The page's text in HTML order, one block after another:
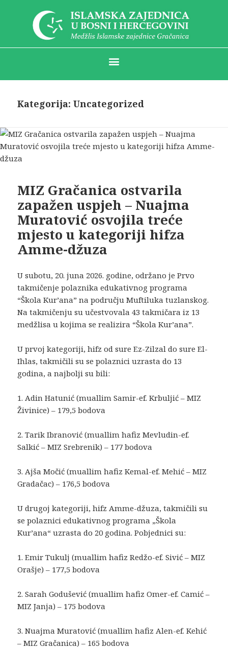
Kategorija:Uncategorized
MIZ Gračanica ostvarila
zapažen uspjeh – Nuajma
Muratović osvojila treće
mjesto u kategoriji hifza
Amme-džuza
U subotu, 20. juna 2026. godine, održano je Prvo
takmičenje polaznika edukativnog programa
“Škola Kur’ana” na području Muftiluka tuzlanskog.
Na takmičenju su učestvovala 43 takmičara iz 13
medžlisa u kojima se realizira “Škola Kur’ana”.
U prvoj kategoriji, hifz od sure Ez-Zilzal do sure El-
Ihlas, takmičili su se polaznici uzrasta do 13
godina, a najbolji su bili:
1. Adin Hatunić (muallim Samir-ef. Krbuljić – MIZ
Živinice) – 179,5 bodova
2. Tarik Ibranović (muallim hafiz Mevludin-ef.
Salkić – MIZ Srebrenik) – 177 bodova
3. Ajša Močić (muallim hafiz Kemal-ef. Mehić – MIZ
Gradačac) – 176,5 bodova
U drugoj kategoriji, hifz Amme-džuza, takmičili su
se polaznici edukativnog programa „Škola
Kur’ana“ uzrasta do 20 godina. Pobjednici su:
1. Emir Tukulj (muallim hafiz Redžo-ef. Sivić – MIZ
Orašje) – 177,5 bodova
2. Sarah Godušević (muallim hafiz Omer-ef. Camić –
MIZ Janja) – 175 bodova
3. Nuajma Muratović (muallim hafiz Alen-ef. Kehić
– MIZ Gračanica) – 165 bodova